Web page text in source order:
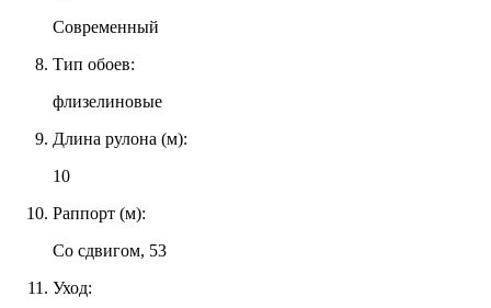
Современный
Тип обоев:
флизелиновые
Длина рулона (м):
10
Раппорт (м):
Со сдвигом, 53
Уход: